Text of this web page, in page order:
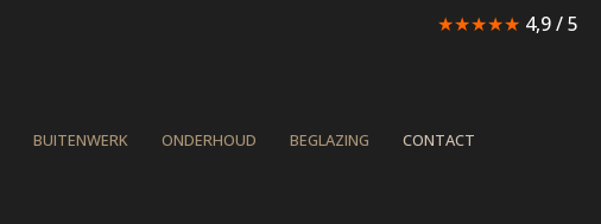
★★★★★ 4,9 / 5
BUITENWERK ONDERHOUD BEGLAZING CONTACT